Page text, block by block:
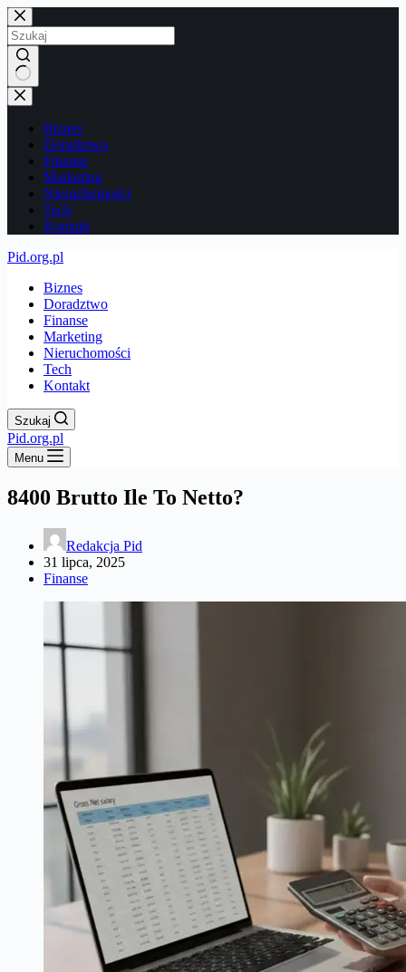
Przejdź
do
treści
Brak
wyników
Biznes
Doradztwo
Finanse
Marketing
Nieruchomości
Tech
Kontakt
Pid.org.pl
Biznes
Doradztwo
Finanse
Marketing
Nieruchomości
Tech
Kontakt
Szukaj
Pid.org.pl
Menu
8400 Brutto Ile To Netto?
Redakcja Pid
31 lipca, 2025
Finanse